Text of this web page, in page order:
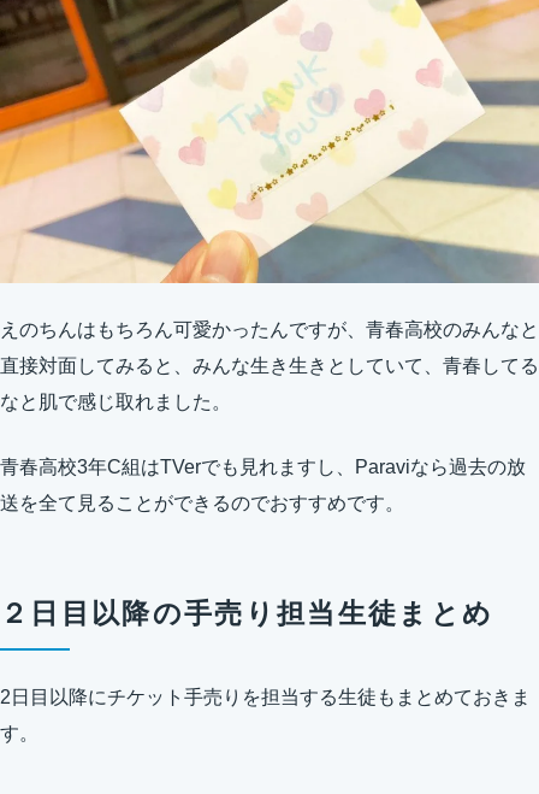
えのちんはもちろん可愛かったんですが、青春高校のみんなと
直接対面してみると、みんな生き生きとしていて、青春してる
なと肌で感じ取れました。
青春高校3年C組はTVerでも見れますし、Paraviなら過去の放
送を全て見ることができるのでおすすめです。
２日目以降の手売り担当生徒まとめ
2日目以降にチケット手売りを担当する生徒もまとめておきま
す。